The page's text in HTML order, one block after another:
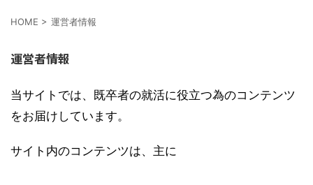
HOME > 運営者情報
運営者情報
当サイトでは、既卒者の就活に役立つ為のコンテンツ
をお届けしています。
サイト内のコンテンツは、主に